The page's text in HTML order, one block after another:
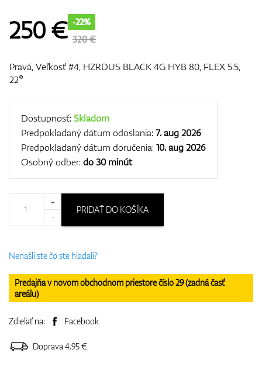
Darčekové poukážky
250€ -22%
320 €
Pravá, Veľkosť #4, HZRDUS BLACK 4G HYB 80, FLEX 5.5,
22°
Dostupnosť:Skladom
Predpokladaný dátum odoslania:7. aug 2026
Predpokladaný dátum doručenia:10. aug 2026
Osobný odber:do 30 minút
+
-
PRIDAŤ DO KOŠÍKA
Nenašli ste čo ste hľadali?
Predajňa v novom obchodnom priestore číslo 29 (zadná časť
areálu)
Zdieľať na: Facebook
Doprava 4.95 €